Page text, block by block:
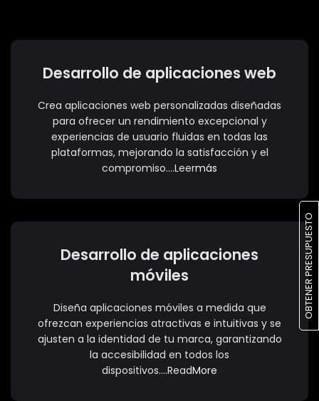
Desarrollo de aplicaciones web
Crea aplicaciones web personalizadas diseñadas
para ofrecer un rendimiento excepcional y
experiencias de usuario fluidas en todas las
plataformas, mejorando la satisfacción y el
compromiso….Leermás
Desarrollo de aplicaciones
móviles
Diseña aplicaciones móviles a medida que
ofrezcan experiencias atractivas e intuitivas y se
ajusten a la identidad de tu marca, garantizando
la accesibilidad en todos los
dispositivos….ReadMore
OBTENER PRESUPUESTO